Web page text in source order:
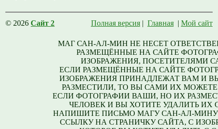
© 2026Сайт 2 Полная версия| Главная| Мой сайт
МАГ САН-АЛ-МИН НЕ НЕСЕТ
РАЗМЕЩЁННЫЕ НА САЙТЕ
ИЗОБРАЖЕНИЯ, ПОСЕТИТЕЛЯМИ
ЕСЛИ РАЗМЕЩЁННЫЕ НА САЙТЕ
ИЗОБРАЖЕНИЯ ПРИНАДЛЕЖАТ ВАМ И
РАЗМЕСТИЛИ, ТО ВЫ САМИ ИХ МОЖЕТЕ
ЕСЛИ ФОТОГРАФИИ ВАШИ, НО ИХ
ЧЕЛОВЕК И ВЫ ХОТИТЕ УДАЛИТЬ ИХ
НАПИШИТЕ ПИСЬМО МАГУ САН-АЛ-
ССЫЛКУ НА СТРАНИЧКУ САЙТА, С